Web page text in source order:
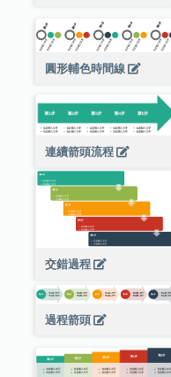
圓形輔色時間線
連續箭頭流程
交錯過程
過程箭頭